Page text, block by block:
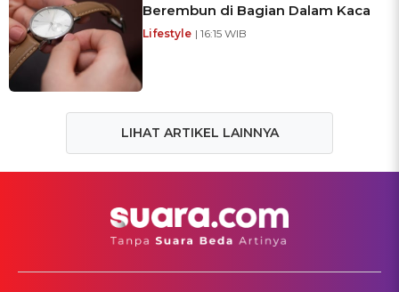
Berembun di Bagian Dalam Kaca
Lifestyle | 16:15 WIB
LIHAT ARTIKEL LAINNYA